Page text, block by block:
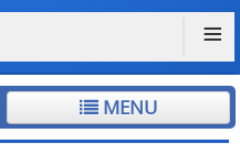
≡
MENU